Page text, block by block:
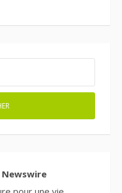
Newswire